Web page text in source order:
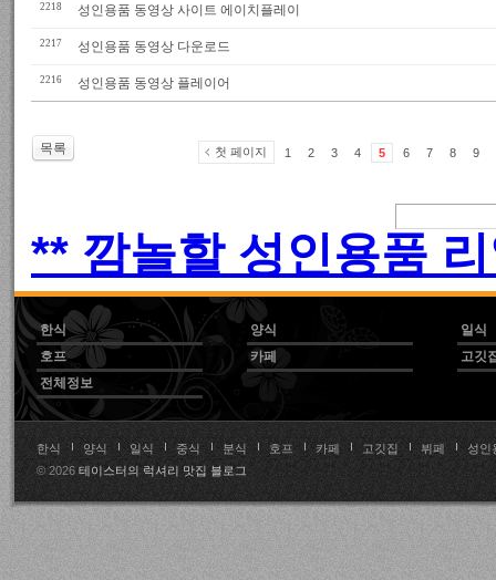
2218 성인용품 동영상 사이트 에이치플레이
2217 성인용품 동영상 다운로드
2216 성인용품 동영상 플레이어
목록 첫 페이지 1 2 3 4 5 6 7 8 9
** 깜놀할 성인용품
한식 양식
일식
호프
카페
고깃
전체정보
한식 양식 일식 중식 분식 호프 카페 고깃집 뷔페
성인
© 2026 테이스터의 럭셔리 맛집 블로그